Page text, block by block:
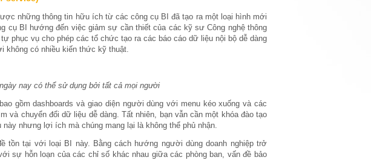
những thông tin hữu ích từ các công cụ BI đã tạo ra một loại hình mới
cụ BI hướng đến việc giảm sự cần thiết của các kỹ sư Công nghệ thông
phục vụ cho phép các tổ chức tạo ra các báo cáo dữ liệu nội bộ dễ dàng
không có nhiều kiến thức kỹ thuật.
nay có thể sử dụng bởi tất cả mọi người
gồm dashboards và giao diện người dùng với menu kéo xuống và các
và chuyển đổi dữ liệu dễ dàng. Tất nhiên, bạn vẫn cần một khóa đào tạo
nhưng lợi ích mà chúng mang lại là không thể phủ nhận.
tồn tại với loại BI này. Bằng cách hướng người dùng doanh nghiệp trở
sự hỗn loạn của các chỉ số khác nhau giữa các phòng ban, vấn đề bảo